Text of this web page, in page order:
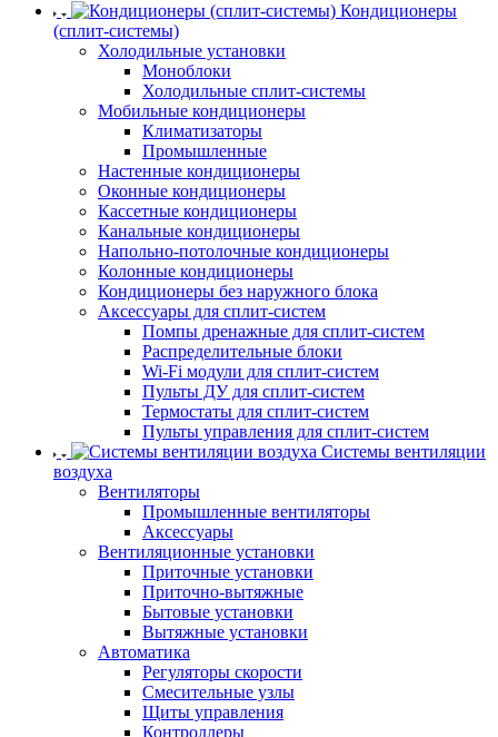
Кондиционеры
(сплит-системы)
Холодильные установки
Моноблоки
Холодильные сплит-системы
Мобильные кондиционеры
Климатизаторы
Промышленные
Настенные кондиционеры
Оконные кондиционеры
Кассетные кондиционеры
Канальные кондиционеры
Напольно-потолочные кондиционеры
Колонные кондиционеры
Кондиционеры без наружного блока
Аксессуары для сплит-систем
Помпы дренажные для сплит-систем
Распределительные блоки
Wi-Fi модули для сплит-систем
Пульты ДУ для сплит-систем
Термостаты для сплит-систем
Пульты управления для сплит-систем
Системы вентиляции
воздуха
Вентиляторы
Промышленные вентиляторы
Аксессуары
Вентиляционные установки
Приточные установки
Приточно-вытяжные
Бытовые установки
Вытяжные установки
Автоматика
Регуляторы скорости
Смесительные узлы
Щиты управления
Контроллеры